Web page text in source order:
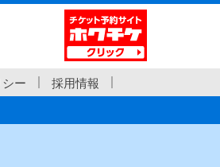
ー
採用情報